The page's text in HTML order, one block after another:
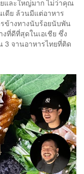
ยและใหญ่มาก ไม่ว่าคุณ
ดีย ล้วนมีแต่อาหาร
ข้างทางนับร้อยนับพัน
ที่ดีที่สุดในเอเชีย ซึ่ง
น 3 จานอาหารไทยที่ติด